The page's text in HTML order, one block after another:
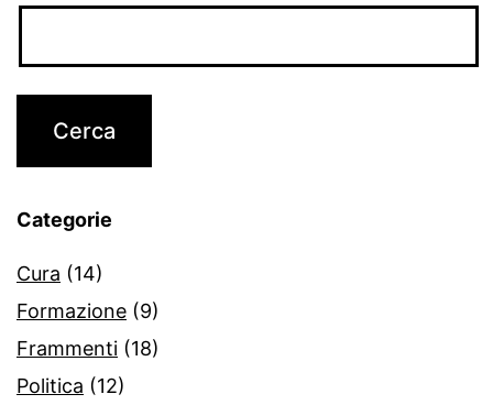
Categorie
Cura (14)
Formazione (9)
Frammenti (18)
Politica (12)